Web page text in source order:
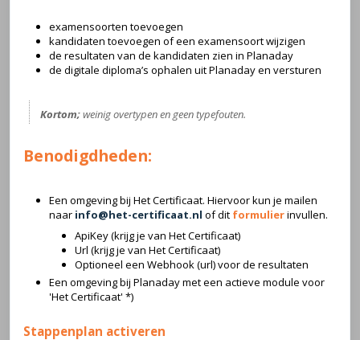
examensoorten toevoegen
kandidaten toevoegen of een examensoort wijzigen
de resultaten van de kandidaten zien in Planaday
de digitale diploma’s ophalen uit Planaday en versturen
Kortom;weinig overtypen en geen typefouten.
Benodigdheden:
Een omgeving bij Het Certificaat. Hiervoor kun je mailen
naar info@het-certificaat.nl of dit formulierinvullen.
ApiKey (krijg je van Het Certificaat)
Url (krijg je van Het Certificaat)
Optioneel een Webhook (url) voor de resultaten
Een omgeving bij Planaday met een actieve module voor
'Het Certificaat' *)
Stappenplan activeren